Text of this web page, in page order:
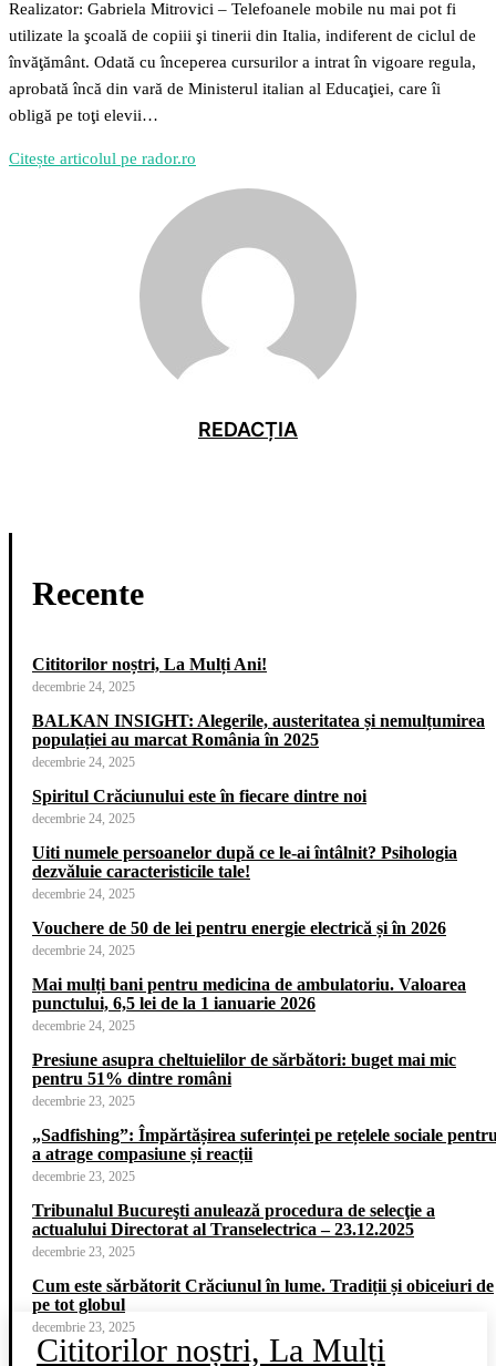
Realizator: Gabriela Mitrovici – Telefoanele mobile nu mai pot fi
utilizate la şcoală de copiii şi tinerii din Italia, indiferent de ciclul de
învăţământ. Odată cu începerea cursurilor a intrat în vigoare regula,
aprobată încă din vară de Ministerul italian al Educaţiei, care îi
obligă pe toţi elevii…
Citește articolul pe rador.ro
REDACȚIA
Recente
Cititorilor noștri, La Mulți Ani!
decembrie 24, 2025
BALKAN INSIGHT: Alegerile, austeritatea și nemulțumirea
populației au marcat România în 2025
decembrie 24, 2025
Spiritul Crăciunului este în fiecare dintre noi
decembrie 24, 2025
Uiti numele persoanelor după ce le-ai întâlnit? Psihologia
dezvăluie caracteristicile tale!
decembrie 24, 2025
Vouchere de 50 de lei pentru energie electrică și în 2026
decembrie 24, 2025
Mai mulți bani pentru medicina de ambulatoriu. Valoarea
punctului, 6,5 lei de la 1 ianuarie 2026
decembrie 24, 2025
Presiune asupra cheltuielilor de sărbători: buget mai mic
pentru 51% dintre români
decembrie 23, 2025
„Sadfishing”: Împărtășirea suferinței pe rețelele sociale
a atrage compasiune și reacții
decembrie 23, 2025
Tribunalul Bucureşti anulează procedura de selecţie a
actualului Directorat al Transelectrica – 23.12.2025
decembrie 23, 2025
Cum este sărbătorit Crăciunul în lume. Tradiții și obiceiuri de
pe tot globul
decembrie 23, 2025
Cititorilor noștri, La Mulți